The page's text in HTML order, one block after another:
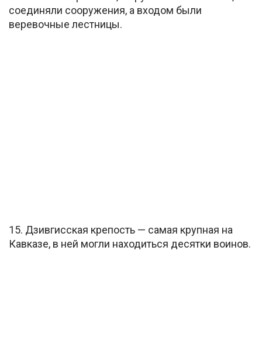
соединяли сооружения, а входом были
веревочные лестницы.
15. Дзивгисская крепость — самая крупная на
Кавказе, в ней могли находиться десятки воинов.